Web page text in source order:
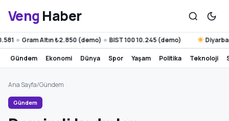
Veng Haber
Gram Altın ₺2.850 (demo) ● BIST 100 10.245 (demo) Diyarbakır 38°
gündem ekonomi dünya spor yaşam politika teknoloji
Ana Sayfa/Gündem
Gündem